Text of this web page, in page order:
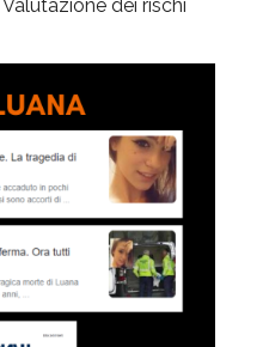
Valutazione dei rischi